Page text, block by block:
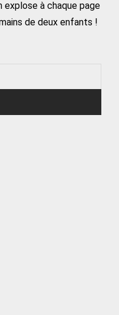
explose à chaque page
de deux enfants !